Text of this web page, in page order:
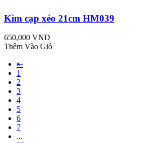
Kìm cạp xéo 21cm HM039
650,000 VND
Thêm Vào Giỏ
⇤
1
2
3
4
5
6
7
...